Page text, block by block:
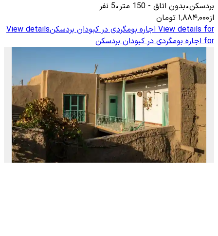
بردسکن•بدون اتاق -
150 متر•
5 نفر
از۱٬۸۸۴٬۰۰۰ تومان
View details for اجاره بومگردی در کبودان بردسکنView details
for اجاره بومگردی در کبودان بردسکن